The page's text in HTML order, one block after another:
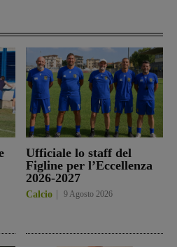
Ufficiale lo staff del
Figline per l’Eccellenza
2026-2027
Calcio 9 Agosto 2026